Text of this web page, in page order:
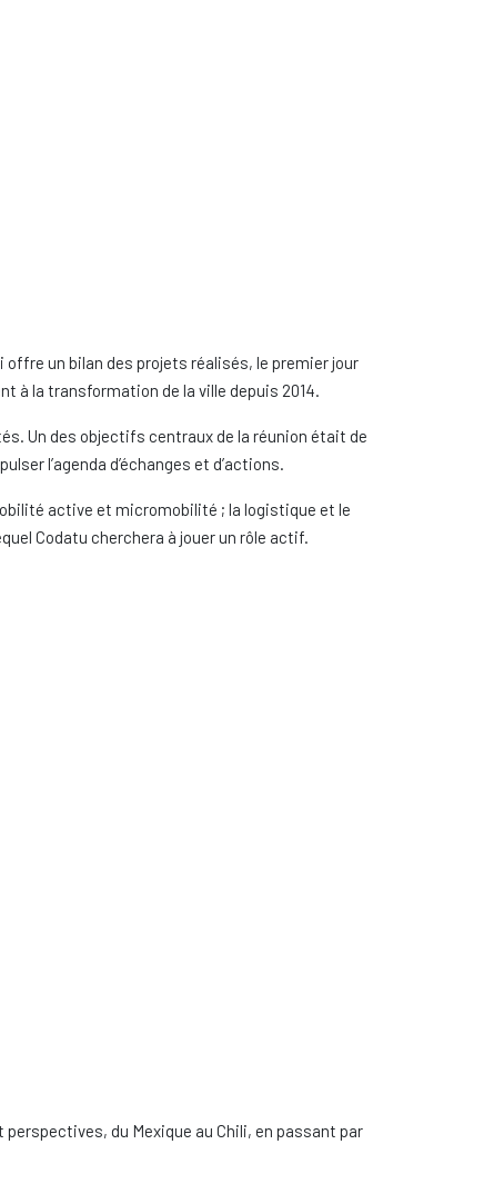
offre un bilan des projets réalisés, le premier jour
à la transformation de la ville depuis 2014.
Un des objectifs centraux de la réunion était de
l’agenda d’échanges et d’actions.
active et micromobilité ; la logistique et le
Codatu cherchera à jouer un rôle actif.
du Mexique au Chili, en passant par